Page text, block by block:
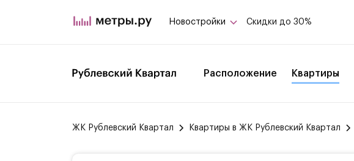
Новостройки Скидки до 30%
Расположение Квартиры
ЖК Рублевский Квартал Квартиры в ЖК Рублевский Квартал